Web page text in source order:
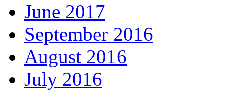
June 2017
September 2016
August 2016
July 2016